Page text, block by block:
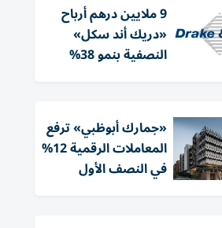
9 ملايين درهم أرباح
«دريك أند سكل»
النصفية بنمو 38%
«جمارك أبوظبي» ترفع
المعاملات الرقمية 12%
في النصف الأول